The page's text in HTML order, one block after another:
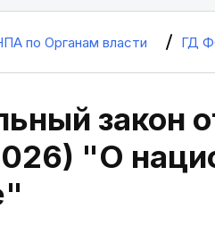
по Органам власти ГД
закон
"О